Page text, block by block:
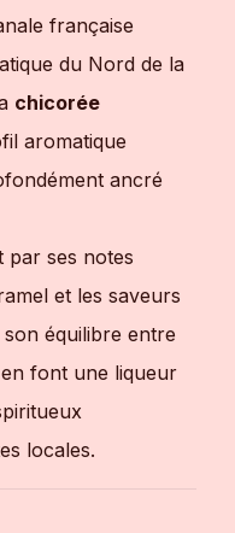
française
du Nord de la
chicorée
aromatique
ancré
par ses notes
et les saveurs
équilibre entre
font une liqueur
locales.